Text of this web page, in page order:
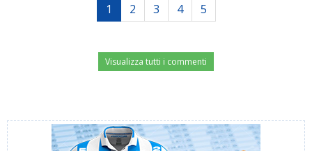
1 2 3 4 5
Visualizza tutti i commenti